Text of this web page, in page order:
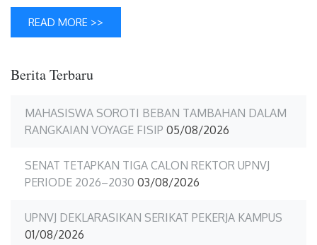
READ MORE >>
Berita Terbaru
MAHASISWA SOROTI BEBAN TAMBAHAN DALAM
RANGKAIAN VOYAGE FISIP 05/08/2026
SENAT TETAPKAN TIGA CALON REKTOR UPNVJ
PERIODE 2026–2030 03/08/2026
UPNVJ DEKLARASIKAN SERIKAT PEKERJA KAMPUS
01/08/2026